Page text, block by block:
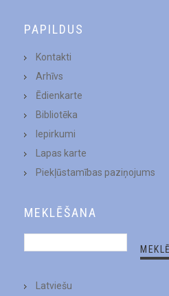
PAPILDUS
Kontakti
Arhīvs
Ēdienkarte
Bibliotēka
Iepirkumi
Lapas karte
Piekļūstamības paziņojums
MEKLĒŠANA
Latviešu